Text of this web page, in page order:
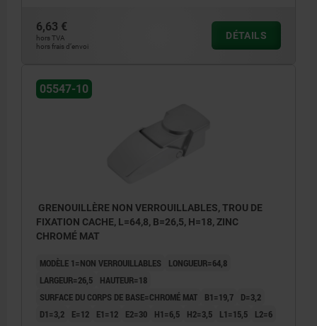
6,63 €
hors TVA
hors frais d’envoi
DÉTAILS
05547-10
GRENOUILLÈRE NON VERROUILLABLES, TROU DE
FIXATION CACHE, L=64,8, B=26,5, H=18, ZINC
CHROMÉ MAT
MODÈLE 1=NON VERROUILLABLES
LONGUEUR=64,8
LARGEUR=26,5
HAUTEUR=18
SURFACE DU CORPS DE BASE=CHROMÉ MAT
B1=19,7
D=3,2
D1=3,2
E=12 E1=12 E2=30 H1=6,5 H2=3,5 L1=15,5 L2=6